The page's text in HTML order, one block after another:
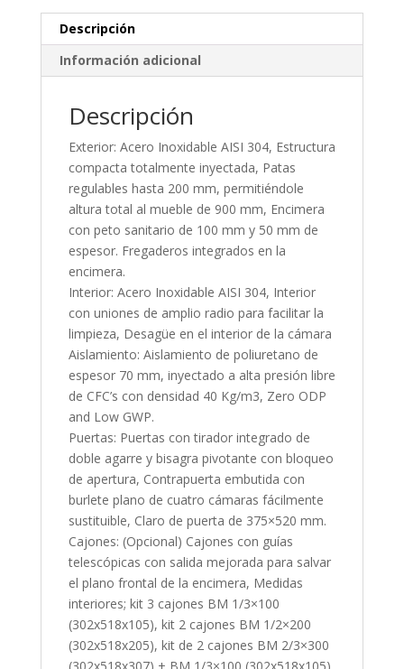
Descripción
Información adicional
Descripción
Exterior: Acero Inoxidable AISI 304, Estructura
compacta totalmente inyectada, Patas
regulables hasta 200 mm, permitiéndole
altura total al mueble de 900 mm, Encimera
con peto sanitario de 100 mm y 50 mm de
espesor. Fregaderos integrados en la
encimera.
Interior: Acero Inoxidable AISI 304, Interior
con uniones de amplio radio para facilitar la
limpieza, Desagüe en el interior de la cámara
Aislamiento: Aislamiento de poliuretano de
espesor 70 mm, inyectado a alta presión libre
de CFC’s con densidad 40 Kg/m3, Zero ODP
and Low GWP.
Puertas: Puertas con tirador integrado de
doble agarre y bisagra pivotante con bloqueo
de apertura, Contrapuerta embutida con
burlete plano de cuatro cámaras fácilmente
sustituible, Claro de puerta de 375×520 mm.
Cajones: (Opcional) Cajones con guías
telescópicas con salida mejorada para salvar
el plano frontal de la encimera, Medidas
interiores; kit 3 cajones BM 1/3×100
(302x518x105), kit 2 cajones BM 1/2×200
(302x518x205), kit de 2 cajones BM 2/3×300